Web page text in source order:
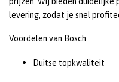
levering, zodat je snel
Voordelen van Bosch:
Duitse topkwaliteit